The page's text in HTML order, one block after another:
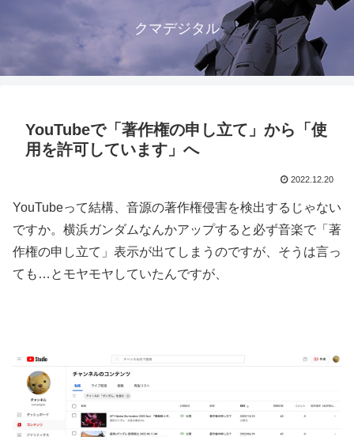
クマデジタル
YouTubeで「著作権の申し立て」から「使
用を許可しています」へ
2022.12.20
YouTubeって結構、音源の著作権侵害を検出するじゃない
ですか。横浜ガンダムなんかアップすると必ず音楽で「著
作権の申し立て」表示が出てしまうのですが、そうは言っ
ても…とモヤモヤしていたんですが、